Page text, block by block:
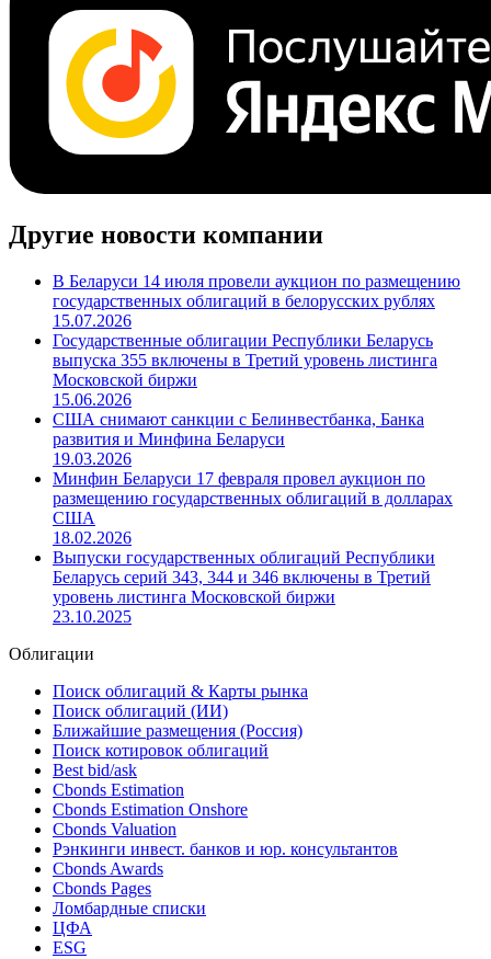
Cbonds.TV
Другие новости компании
В Беларуси 14 июля провели аукцион по размещению
государственных облигаций в белорусских рублях
15.07.2026
Государственные облигации Республики Беларусь
выпуска 355 включены в Третий уровень листинга
Московской биржи
15.06.2026
США снимают санкции с Белинвестбанка, Банка
развития и Минфина Беларуси
19.03.2026
Минфин Беларуси 17 февраля провел аукцион по
размещению государственных облигаций в долларах
США
18.02.2026
Беларусь серий 343, 344 и 346 включены в Третий
23.10.2025
Облигации
Поиск облигаций & Карты рынка
Поиск облигаций (ИИ)
Ближайшие размещения (Россия)
Поиск котировок облигаций
Best bid/ask
Cbonds Estimation
Cbonds Estimation Onshore
Cbonds Valuation
Рэнкинги инвест. банков и юр. консультантов
Cbonds Awards